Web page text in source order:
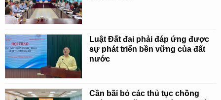
Luật Đất đai phải đáp ứng được
sự phát triển bền vững của đất
nước
Cần bãi bỏ các thủ tục chồng